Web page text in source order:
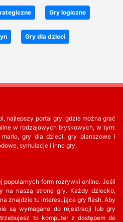
Gry logiczne
Gry dla dzieci
najlepszy portal gry, gdzie można grać
w rodzajowych błyskowych, w tym:
gry dla dzieci, gry planszowe i
symulacje i inne gry.
popularnych form rozrywki online. Jeśli
na naszą stronę gry. Każdy dziecko,
znajdzie tu interesujące gry flash. Aby
są wymagane do rejestracji lub gry
to komputer z dostępem do